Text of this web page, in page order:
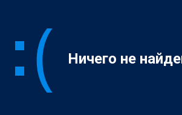
Ничего не